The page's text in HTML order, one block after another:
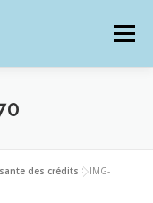
Menu
des crédits >IMG-